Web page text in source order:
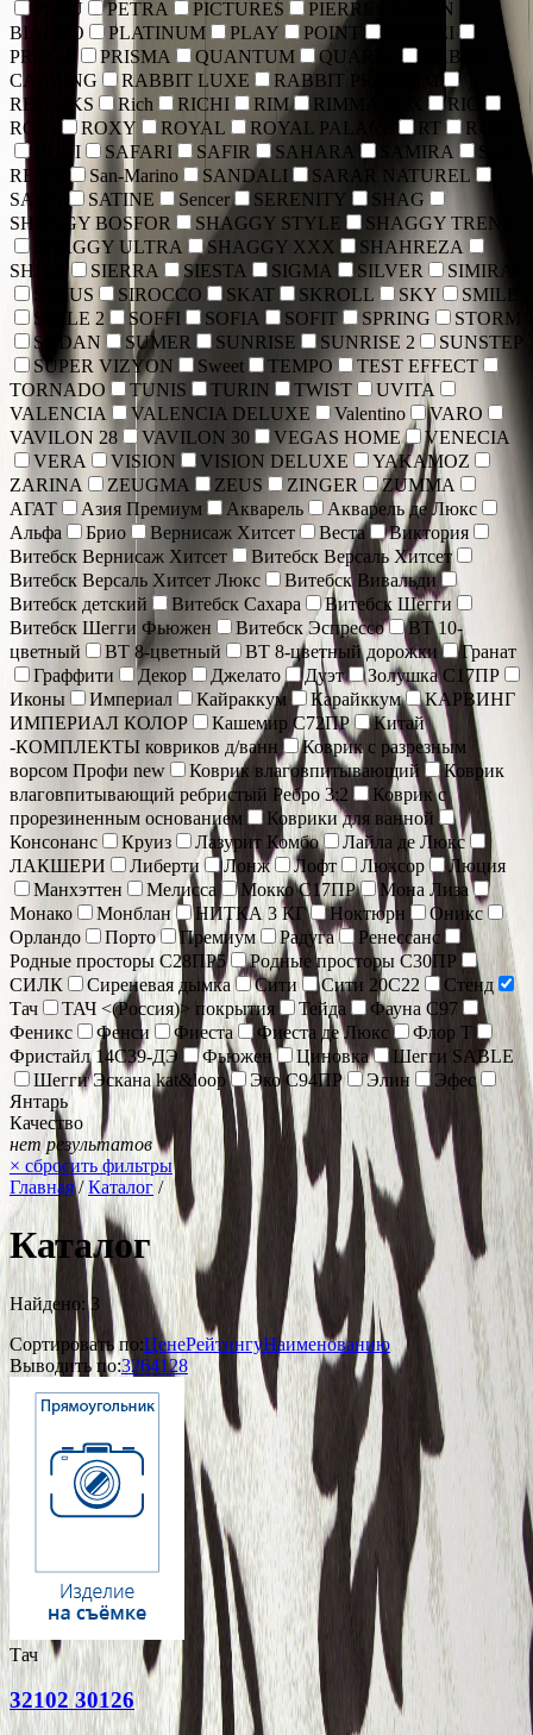
PERU PETRA PICTURES
PIERRE CARDIN
BIANCO
PLATINUM PLAY POINT
POMPEI
PRAGA
PRISMA QUANTUM QUARTZ
RABBIT
CARVING
RABBIT LUXE
RABBIT PREMIUM
REFLEKS
Rich RICHI RIM RIMMA LUX
RIO
RONI
ROXY ROYAL ROYAL PALACE RT
RUBI
RUNI
SAFARI SAFIR SAHARA SAMIRA
SAN
REMO
San-Marino SANDALI
SARAR NATUREL
SATIN
SATINE Sencer SERENITY
SHAG
SHAGGY BOSFOR
SHAGGY STYLE
SHAGGY TREND
SHAGGY ULTRA
SHAGGY XXX
SHAHREZA
SHINE
SIERRA SIESTA SIGMA SILVER
SIMIRA
SIRIUS
SIROCCO SKAT SKROLL SKY
SMILE
SMILE 2
SOFFI SOFIA SOFIT SPRING
STORM
SUDAN
SUMER SUNRISE SUNRISE 2
SUNSTEP
SUPER VIZYON
Sweet TEMPO
TEST EFFECT
TORNADO
TUNIS TURIN TWIST
UVITA
VALENCIA
VALENCIA DELUXE Valentino
VARO
VAVILON 28
VAVILON 30 VEGAS HOME
VENECIA
VERA
VISION VISION DELUXE
YAKAMOZ
ZARINA
ZEUGMA ZEUS ZINGER
ZUMMA
АГАТ
Азия Премиум Акварель
Акварель де Люкс
Альфа
Брио Вернисаж Хитсет Веста
Виктория
Витебск Вернисаж Хитсет
Витебск Версаль Хитсет
Витебск Версаль Хитсет Люкс
Витебск Вивальди
Витебск детский
Витебск Сахара
Витебск Шегги
Витебск Шегги Фьюжен
Витебск Эспрессо
ВТ 10-
цветный
ВТ 8-цветный ВТ 8-цветный дорожки
Гранат
Граффити
Декор Джелато Дуэт
Золушка С17ПР
Иконы
Империал Кайраккум Карайккум
КАРВИНГ
ИМПЕРИАЛ КОЛОР
Кашемир С72ПР
Китай
-КОМПЛЕКТЫ ковриков д/ванн
Коврик c разрезным
ворсом Профи new
Коврик влаговпитывающий
Коврик
влаговпитывающий ребристый Ребро 3:2
Коврик с
прорезиненным основанием
Коврики для ванной
Консонанс
Круиз Лазурит Комбо
Лайла де Люкс
ЛАКШЕРИ
Либерти Лонж Лофт Люксор
Люция
Манхэттен
Мелисса Мокко С17ПР
Мона Лиза
Монако
Монблан НИТКА 3 КГ Ноктюрн
Оникс
Орландо
Порто Премиум Радуга
Ренессанс
Родные просторы С28ПР5
Родные просторы С30ПР
СИЛК
Сиреневая дымка Сити Сити 20С22
Стенд
Тач
ТАЧ <(Россия)> покрытия Тейда
Фауна С97
Феникс
Фенси Фиеста Фиеста де Люкс
Флор Т
Фристайл 14С39-ДЭ
Фьюжен Циновка
Шегги SABLE
Шегги Эскана kat&loop
Эко С94ПР Элин
Эфес
Янтарь
Качество
нет результатов
× сбросить фильтры
Главная/Каталог /
Каталог
Найдено: 3
Сортировать по:ЦенеРейтингуНаименованию
Выводить по:3264128
Тач
32102 30126